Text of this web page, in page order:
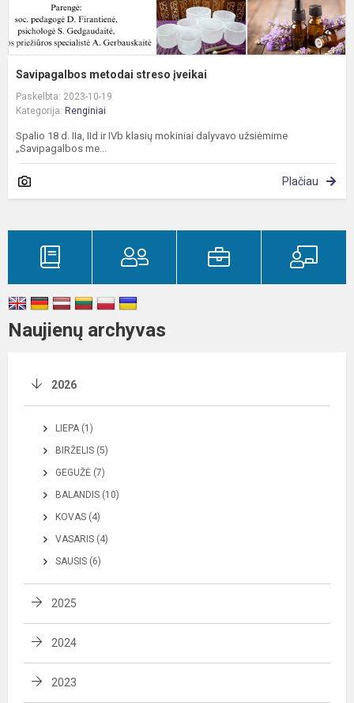
Savipagalbos metodai streso įveikai
Paskelbta: 2023-10-19
Kategorija: Renginiai
Spalio 18 d. IIa, IId ir IVb klasių mokiniai dalyvavo užsiėmime
„Savipagalbos me...
Plačiau
Naujienų archyvas
2026
LIEPA (1)
BIRŽELIS (5)
GEGUŽĖ (7)
BALANDIS (10)
KOVAS (4)
VASARIS (4)
SAUSIS (6)
2025
2024
2023